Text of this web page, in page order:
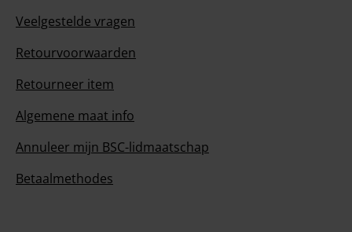
Veelgestelde vragen
Retourvoorwaarden
Retourneer item
Algemene maat info
Annuleer mijn BSC-lidmaatschap
Betaalmethodes